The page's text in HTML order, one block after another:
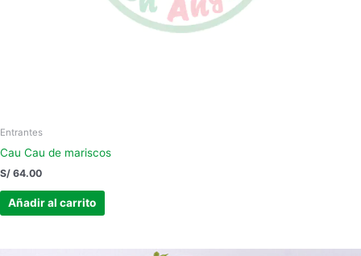
Entrantes
Cau Cau de mariscos
S/ 64.00
Añadir al carrito